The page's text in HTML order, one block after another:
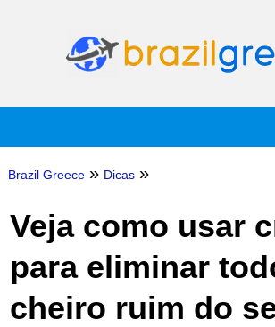
Brazil Greece » Dicas »
Veja como usar
para eliminar
cheiro ruim do